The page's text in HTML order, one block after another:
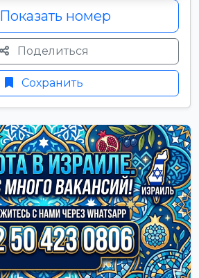
Показать номер
Поделиться
Сохранить